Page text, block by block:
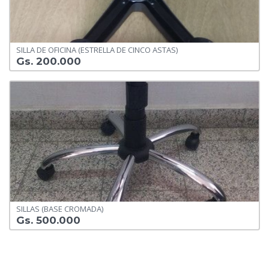
SILLA DE OFICINA (ESTRELLA DE CINCO ASTAS)
Gs. 200.000
SILLAS (BASE CROMADA)
Gs. 500.000